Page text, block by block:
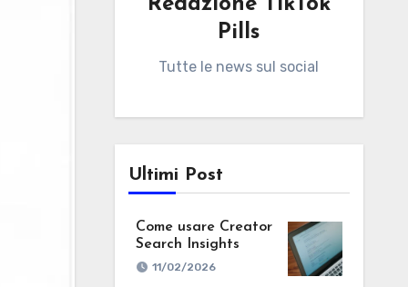
Redazione TikTok
Pills
Tutte le news sul social
Ultimi Post
Come usare Creator
Search Insights
11/02/2026